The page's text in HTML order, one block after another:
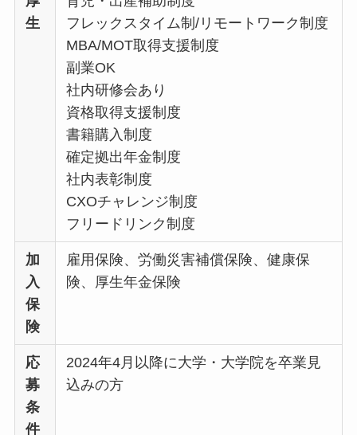
生
フレックスタイム制/リモートワーク制度
MBA/MOT取得支援制度
副業OK
社内研修会あり
資格取得支援制度
書籍購入制度
確定拠出年金制度
社内表彰制度
CXOチャレンジ制度
フリードリンク制度
加
入
保
険
雇用保険、労働災害補償保険、健康保
険、厚生年金保険
応
募
条
件
2024年4月以降に大学・大学院を卒業見
込みの方